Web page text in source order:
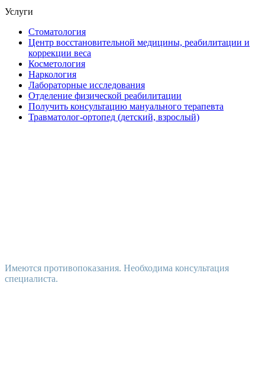
Услуги
Стоматология
Центр восстановительной медицины, реабилитации и
коррекции веса
Косметология
Наркология
Лабораторные исследования
Отделение физической реабилитации
Получить консультацию мануального терапевта
Травматолог-ортопед (детский, взрослый)
Имеются противопоказания. Необходима консультация
специалиста.